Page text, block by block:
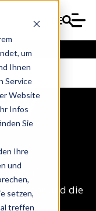
um
Ihnen
Service
Website
Infos
Sie
Ihre
und
setzen,
treffen
DE
sind
mehr und die
von